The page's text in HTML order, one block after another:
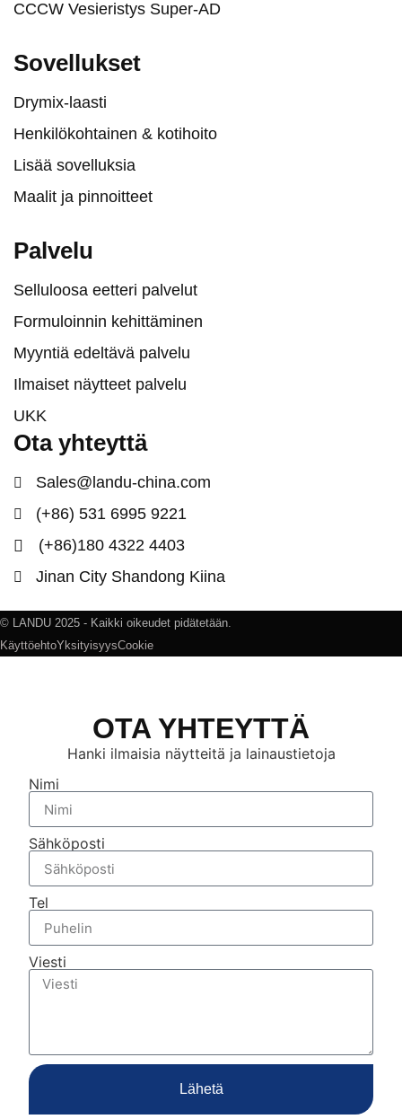
CCCW Vesieristys Super-AD
Sovellukset
Drymix-laasti
Henkilökohtainen & kotihoito
Lisää sovelluksia
Maalit ja pinnoitteet
Palvelu
Selluloosa eetteri palvelut
Formuloinnin kehittäminen
Myyntiä edeltävä palvelu
Ilmaiset näytteet palvelu
UKK
Ota yhteyttä
Sales@landu-china.com
(+86) 531 6995 9221
(+86)180 4322 4403
Jinan City Shandong Kiina
© LANDU 2025 - Kaikki oikeudet pidätetään.
KäyttöehtoYksityisyysCookie
OTA YHTEYTTÄ
Hanki ilmaisia näytteitä ja lainaustietoja
Nimi
Sähköposti
Tel
Viesti
Lähetä